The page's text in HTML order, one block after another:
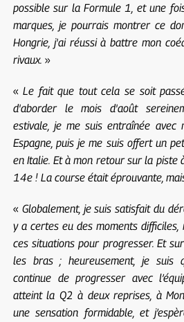
possible sur la Formule 1, et une
marques, je pourrais montrer ce
Hongrie, j'ai réussi à battre mon
rivaux. »
«Le fait que tout cela se soit
d'aborder le mois d'août
estivale, je me suis entraînée avec
Espagne, puis je me suis offert un
en Italie. Et à mon retour sur la piste
14e ! La course était éprouvante,
« Globalement, je suis satisfait du
y a certes eu des moments difficiles,
ces situations pour progresser. Et
les bras ; heureusement, je suis
continue de progresser avec
atteint la Q2 à deux reprises, à
une sensation formidable, et